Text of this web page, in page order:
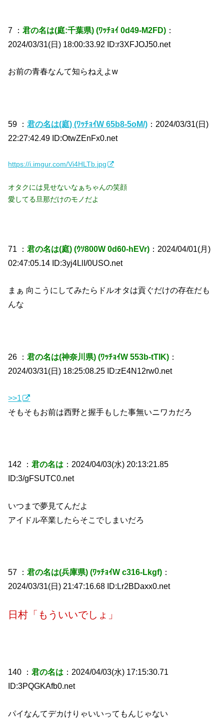
7 ：君の名は(庭:千葉県) (ﾜｯﾁｮｲ 0d49-M2FD) ：
2024/03/31(日) 18:00:33.92 ID:r3XFJOJ50.net
お前の青春なんて知らねえよw
59 ：君の名は(庭) (ﾜｯﾁｮｲW 65b8-5oM/) ：2024/03/31(日)
22:27:42.49 ID:OtwZEnFx0.net
https://i.imgur.com/Vi4HLTb.jpg
オタクには見せないなぁちゃんの笑顔
愛してる旦那だけのモノだよ
71 ：君の名は(庭) (ｳｿ800W 0d60-hEVr) ：2024/04/01(月)
02:47:05.14 ID:3yj4LlI/0USO.net
まぁ 向こうにしてみたらドルオタは貢ぐだけの存在だも
んな
26 ：君の名は(神奈川県) (ﾜｯﾁｮｲW 553b-tTIK) ：
2024/03/31(日) 18:25:08.25 ID:zE4N12rw0.net
>>1
そもそもお前は西野と握手もした事無いニワカだろ
142 ：君の名は ：2024/04/03(水) 20:13:21.85
ID:3/gFSUTC0.net
いつまで夢見てんだよ
アイドル卒業したらそこでしまいだろ
57 ：君の名は(兵庫県) (ﾜｯﾁｮｲW c316-Lkgf) ：
2024/03/31(日) 21:47:16.68 ID:Lr2BDaxx0.net
日村「もういいでしょ」
140 ：君の名は ：2024/04/03(水) 17:15:30.71
ID:3PQGKAfb0.net
パイなんてデカけりゃいいってもんじゃない